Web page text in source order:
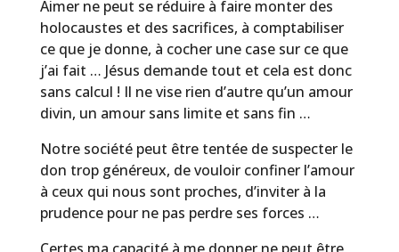
Aimer ne peut se réduire à faire monter des
holocaustes et des sacrifices, à comptabiliser
ce que je donne, à cocher une case sur ce que
j’ai fait … Jésus demande tout et cela est donc
sans calcul ! Il ne vise rien d’autre qu’un amour
divin, un amour sans limite et sans fin …
Notre société peut être tentée de suspecter le
don trop généreux, de vouloir confiner l’amour
à ceux qui nous sont proches, d’inviter à la
prudence pour ne pas perdre ses forces …